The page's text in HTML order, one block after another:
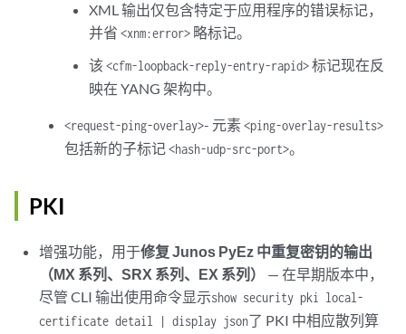
XML 输出仅包含特定于应用程序的错误标记，
并省<xnm:error> 略标记。
该<cfm-loopback-reply-entry-rapid>标记现在反
映在 YANG 架构中。
<request-ping-overlay>- 元素<ping-overlay-results>
包括新的子标记<hash-udp-src-port>。
PKI
增强功能，用于修复 Junos PyEz 中重复密钥的输出
（MX 系列、SRX 系列、EX 系列）
— 在早期版本中，
尽管 CLI 输出使用命令显示show security pki local-
certificate detail | display json了 PKI 中相应散列算